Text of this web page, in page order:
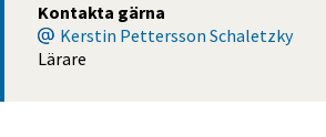
Kontakta gärna
Kerstin Pettersson Schaletzky
Lärare